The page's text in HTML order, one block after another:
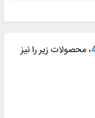
، محصولات زیر را نیز